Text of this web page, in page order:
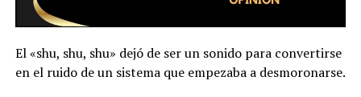
El «shu, shu, shu» dejó de ser un sonido para convertirse
en el ruido de un sistema que empezaba a desmoronarse.